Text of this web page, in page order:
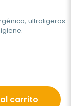
ultraligeros
carrito